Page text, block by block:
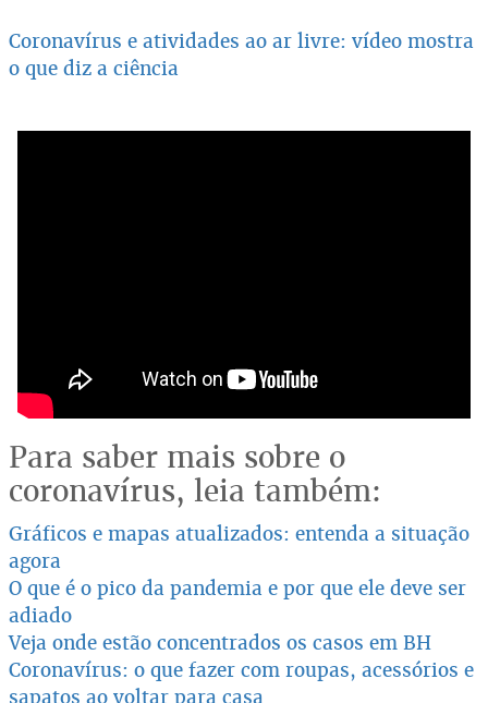
Coronavírus e atividades ao ar livre: vídeo mostra
o que diz a ciência
Para saber mais sobre o
coronavírus, leia também:
Gráficos e mapas atualizados: entenda a situação
agora
O que é o pico da pandemia e por que ele deve ser
adiado
Veja onde estão concentrados os casos em BH
Coronavírus: o que fazer com roupas, acessórios e
sapatos ao voltar para casa